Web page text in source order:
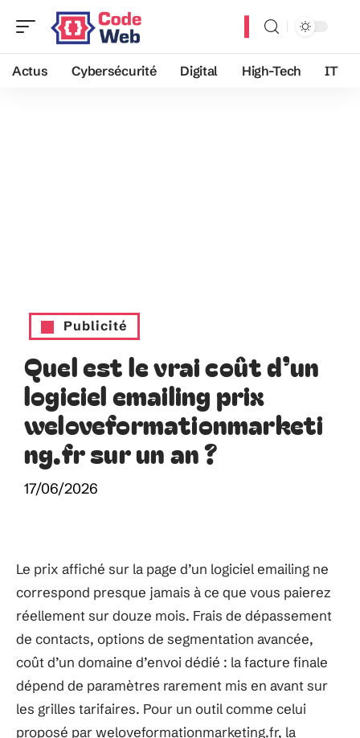
Actus Cybersécurité Digital High-Tech IT
Publicité
Quel est le vrai coût d’un
logiciel emailing prix
weloveformationmarketi
ng.fr sur un an ?
17/06/2026
Le prix affiché sur la page d’un logiciel emailing ne
correspond presque jamais à ce que vous paierez
réellement sur douze mois. Frais de dépassement
de contacts, options de segmentation avancée,
coût d’un domaine d’envoi dédié : la facture finale
dépend de paramètres rarement mis en avant sur
les grilles tarifaires. Pour un outil comme celui
proposé par weloveformationmarketing.fr, la